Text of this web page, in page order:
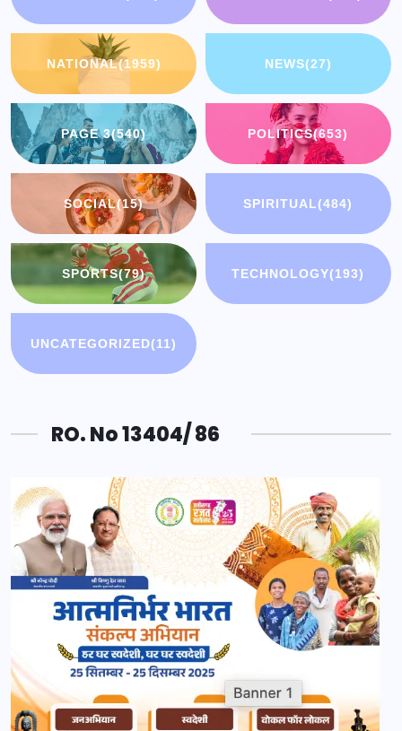
NATIONAL(1959) NEWS(27)
PAGE 3(540) POLITICS(653)
SOCIAL(15) SPIRITUAL(484)
SPORTS(79) TECHNOLOGY(193)
UNCATEGORIZED(11)
RO. No 13404/ 86